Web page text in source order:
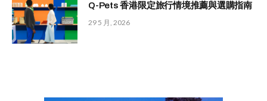
Q-Pets 香港限定旅行情境推薦與選購指南
29 5 月, 2026